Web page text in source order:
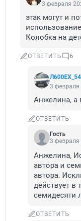
3 февраля
этак могут и
Колобка на
ОТВЕТИТЬ 6
Л600EХ_54
3 февраля
Анжелина, а
ОТВЕТИТЬ
Гость
3 февраля
Анжелина,
автора и
автора.
действует в
семидесяти
ОТВЕТИТЬ